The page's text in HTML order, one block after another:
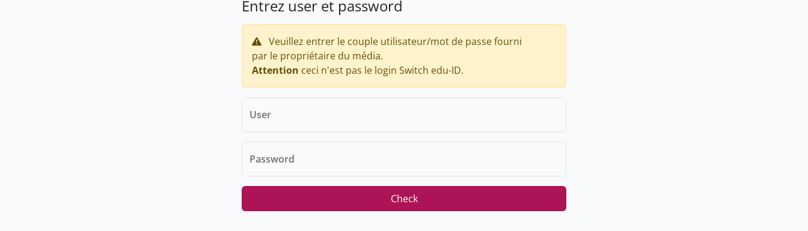
Entrez user et password
Veuillez entrer le couple utilisateur/mot de passe fourni
par le propriétaire du média.
Attention ceci n'est pas le login Switch edu-ID.
User
Password
Check